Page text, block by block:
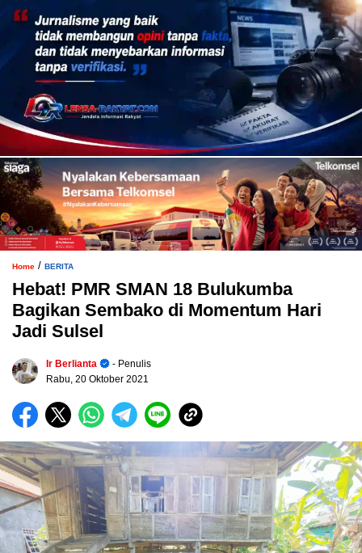
Home / BERITA
Hebat! PMR SMAN 18 Bulukumba
Bagikan Sembako di Momentum Hari
Jadi Sulsel
Ir Berlianta
- Penulis
Rabu, 20 Oktober 2021